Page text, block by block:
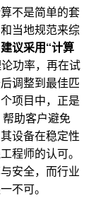
不是简单的套
当地规范来综
建议采用“计算
功率，再在试
调整到最佳匹
项目中，正是
帮助客户避免
设备在稳定性
程师的认可。
安全，而行业
不可。